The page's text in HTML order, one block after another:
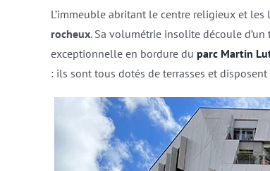
L’immeuble abritant le centre religieux et
rocheux. Sa volumétrie insolite découle d’un
exceptionnelle en bordure du parc Martin
: ils sont tous dotés de terrasses et